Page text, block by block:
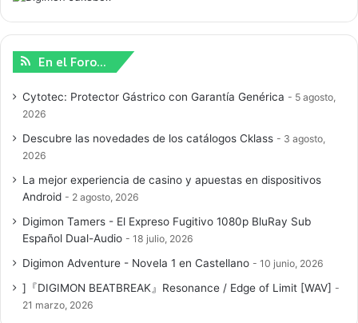
En el Foro…
Cytotec: Protector Gástrico con Garantía Genérica
5 agosto,
2026
Descubre las novedades de los catálogos Cklass
3 agosto,
2026
La mejor experiencia de casino y apuestas en dispositivos
Android
2 agosto, 2026
Digimon Tamers - El Expreso Fugitivo 1080p BluRay Sub
Español Dual-Audio
18 julio, 2026
Digimon Adventure - Novela 1 en Castellano 10 junio, 2026
]『DIGIMON BEATBREAK』Resonance / Edge of Limit [WAV]
21 marzo, 2026